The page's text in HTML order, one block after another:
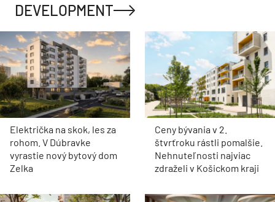
DEVELOPMENT
Električka na skok, les za
rohom. V Dúbravke
vyrastie nový bytový dom
Zelka
Ceny bývania v 2.
štvrťroku rástli pomalšie.
Nehnuteľnosti najviac
zdraželi v Košickom kraji